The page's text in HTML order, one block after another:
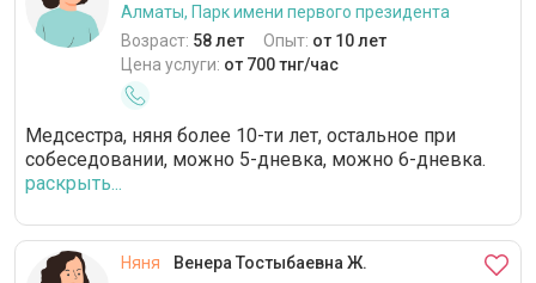
Алматы, Парк имени первого президента
Возраст: 58 лет Опыт: от 10 лет
Цена услуги: от 700 тнг/час
Медсестра, няня более 10-ти лет, остальное при
собеседовании, можно 5-дневка, можно 6-дневка.
раскрыть...
Няня
Венера Тостыбаевна Ж.